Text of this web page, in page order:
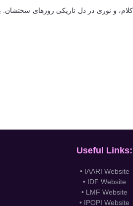
و نوری در دل تاریکی روزهای سختشان.
Useful Links:
• IAARI Website
• IDF Website
• LMF Website
• IPOPI Website